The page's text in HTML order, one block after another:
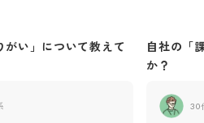
がい」について教えて
自社の「
か？
30